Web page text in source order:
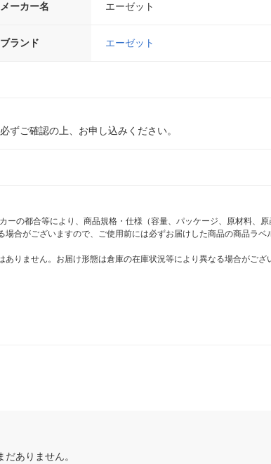
メーカー名 エーゼット
ブランド エーゼット
ずご確認の上、お申し込みください。
の都合等により、商品規格・仕様（容量、パッケージ、原材料、
合がございますので、ご使用前には必ずお届けした商品の商品ラベ
りません。お届け形態は倉庫の在庫状況等により異なる場合がござ
ありません。